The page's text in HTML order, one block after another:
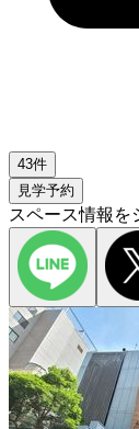
43件
見学予約
スペース情報を